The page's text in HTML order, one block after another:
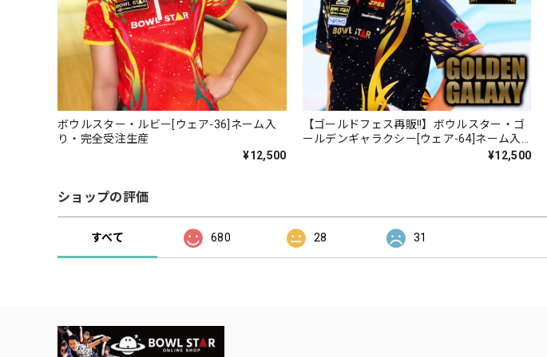
ボウルスター・ルビー[ウェア-36]ネーム入
り・完全受注生産
¥12,500
【ゴールドフェス再販!!】ボウルスター・ゴ
ールデンギャラクシー[ウェア-64]ネーム入
¥12,500
ショップの評価
すべて 680 28 31